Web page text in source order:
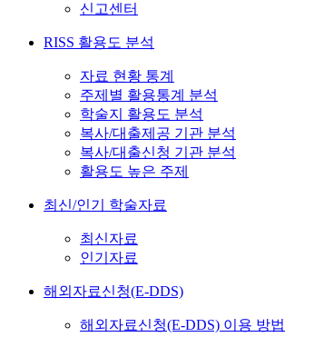
신고센터
RISS 활용도 분석
자료 현황 통계
주제별 활용통계 분석
학술지 활용도 분석
복사/대출제공 기관 분석
복사/대출신청 기관 분석
활용도 높은 주제
최신/인기 학술자료
최신자료
인기자료
해외자료신청(E-DDS)
해외자료신청(E-DDS) 이용 방법